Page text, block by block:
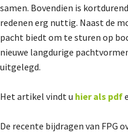
samen. Bovendien is
redenen erg nuttig. Naast de
pacht biedt om te sturen op
nieuwe langdurige
uitgelegd.
Het artikel vindt u hier als pdf
De recente bijdragen van FPG